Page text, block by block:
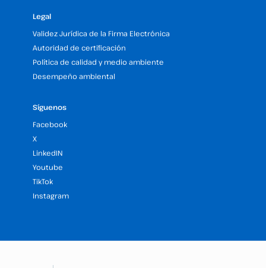
Legal
Validez Jurídica de la Firma Electrónica
Autoridad de certificación
Política de calidad y medio ambiente
Desempeño ambiental
Síguenos
Facebook
X
LinkedIN
Youtube
TikTok
Instagram